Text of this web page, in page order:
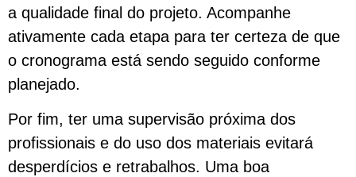
a qualidade final do projeto. Acompanhe
ativamente cada etapa para ter certeza de que
o cronograma está sendo seguido conforme
planejado.
Por fim, ter uma supervisão próxima dos
profissionais e do uso dos materiais evitará
desperdícios e retrabalhos. Uma boa